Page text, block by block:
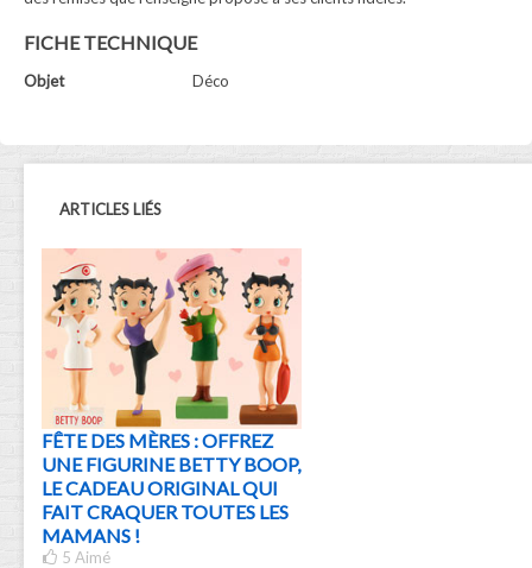
FICHE TECHNIQUE
Objet Déco
ARTICLES LIÉS
FÊTE DES MÈRES : OFFREZ
UNE FIGURINE BETTY BOOP,
LE CADEAU ORIGINAL QUI
FAIT CRAQUER TOUTES LES
MAMANS !
5 Aimé